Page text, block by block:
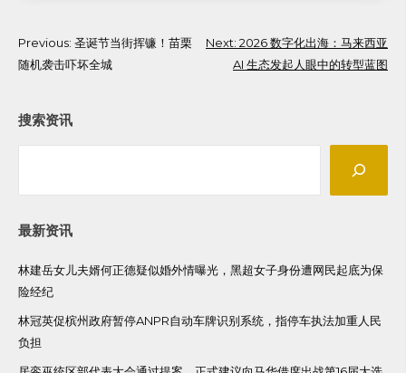
Post
navigation
Previous: 圣诞节当街挥镰！苗栗
随机袭击吓坏全城
Next: 2026 数字化出海：马来西亚
AI 生态发起人眼中的转型蓝图
搜索资讯
最新资讯
林建岳女儿夫婿何正德疑似婚外情曝光，黑超女子身份遭网民起底为保
险经纪
林冠英促槟州政府暂停ANPR自动车牌识别系统，指停车执法加重人民
负担